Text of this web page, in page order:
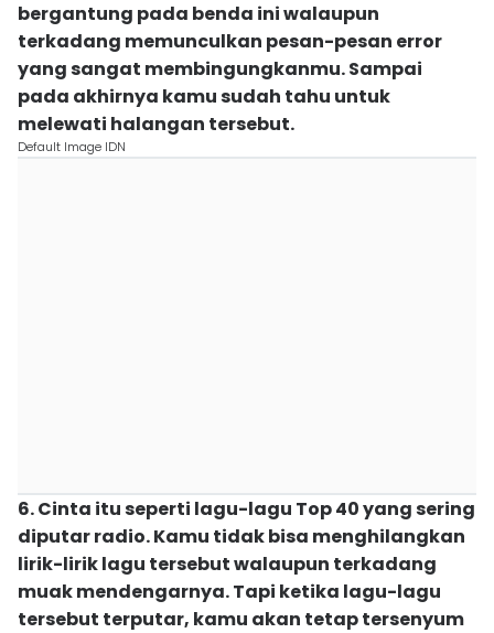
bergantung pada benda ini walaupun
terkadang memunculkan pesan-pesan error
yang sangat membingungkanmu. Sampai
pada akhirnya kamu sudah tahu untuk
melewati halangan tersebut.
Default Image IDN
6. Cinta itu seperti lagu-lagu Top 40 yang sering
diputar radio. Kamu tidak bisa menghilangkan
lirik-lirik lagu tersebut walaupun terkadang
muak mendengarnya. Tapi ketika lagu-lagu
tersebut terputar, kamu akan tetap tersenyum